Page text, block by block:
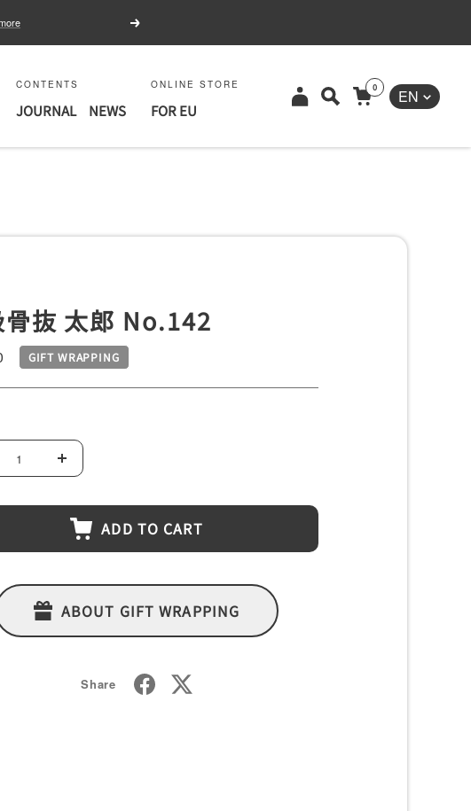
Next
CONTENTS
JOURNAL NEWS
ONLINE STORE
FOR EU
0 Language
EN
骨抜 太郎 No.142
GIFT WRAPPING
Increase
ADD TO CART
ABOUT GIFT WRAPPING
Share